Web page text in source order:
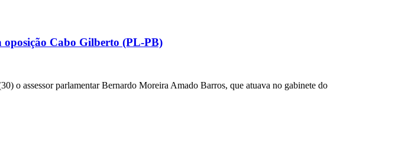
oposição Cabo Gilberto (PL-PB)
o assessor parlamentar Bernardo Moreira Amado Barros, que atuava no gabinete do